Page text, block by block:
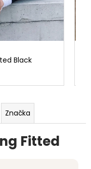
Black
Značka
Fitted